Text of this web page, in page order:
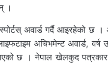
।
अवार्ड गर्दै आइरहेको छ ।
अचिभमेन्ट अवार्ड, वर्ष
छ । नेपाल खेलकुद